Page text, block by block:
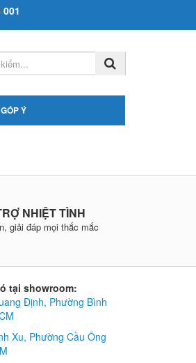
GÓP Ý
NHIỆT TÌNH
giải đáp mọi thắc mắc
tại showroom:
Định, Phường Bình
Xu, Phường Cầu Ông